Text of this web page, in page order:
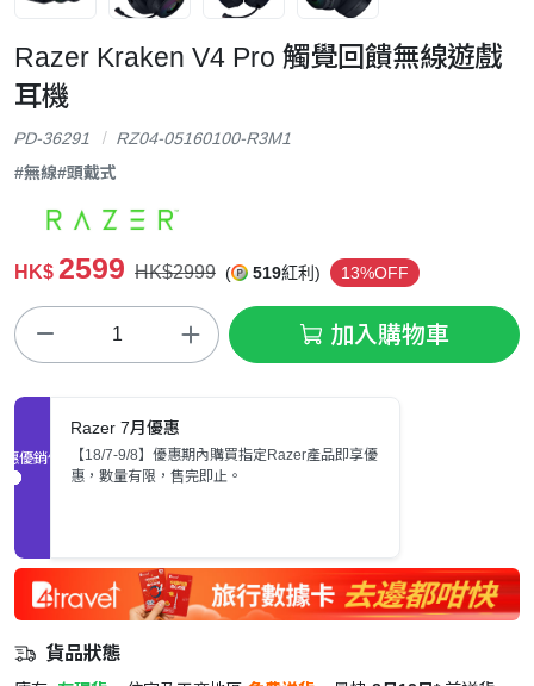
Razer Kraken V4 Pro 觸覺回饋無線遊戲
耳機
PD-36291
RZ04-05160100-R3M1
#無線#頭戴式
HK$ 2599 HK$2999 ( 519紅利) 13%OFF
加入購物車
促銷優惠
Razer 7月優惠
【18/7-9/8】優惠期內購買指定Razer產品即享優
惠，數量有限，售完即止。
貨品狀態